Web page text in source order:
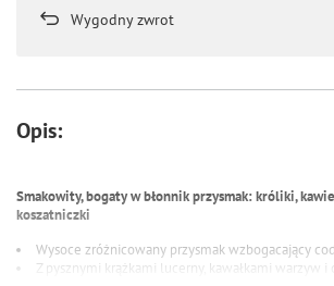
Wygodny zwrot
Opis:
Smakowity, bogaty w błonnik przysmak: króliki,
koszatniczki
Wysoce zróżnicowany przysmak wzbogacający
Z pysznymi krążkami lucerny, kawałkami warzyw i